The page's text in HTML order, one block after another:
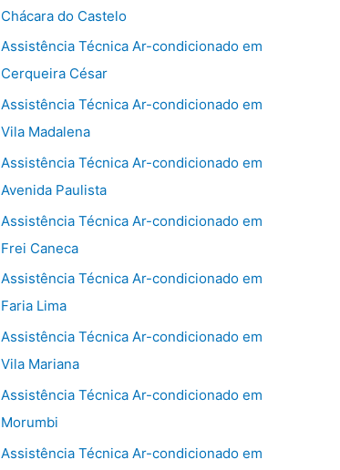
Chácara do Castelo
Assistência Técnica Ar-condicionado em
Cerqueira César
Assistência Técnica Ar-condicionado em
Vila Madalena
Assistência Técnica Ar-condicionado em
Avenida Paulista
Assistência Técnica Ar-condicionado em
Frei Caneca
Assistência Técnica Ar-condicionado em
Faria Lima
Assistência Técnica Ar-condicionado em
Vila Mariana
Assistência Técnica Ar-condicionado em
Morumbi
Assistência Técnica Ar-condicionado em